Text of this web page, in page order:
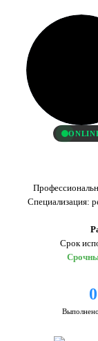
Специализация:
Срок
0
Выполнено